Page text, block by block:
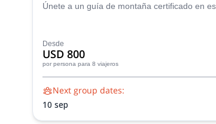
Únete a un guía de montaña certificado en
Desde
USD 800
por persona para 8 viajeros
Next group dates:
10 sep